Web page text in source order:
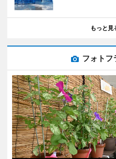
もっと見
フォトフ